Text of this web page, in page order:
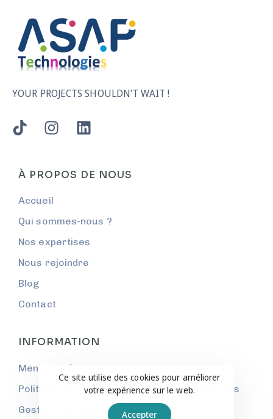
YOUR PROJECTS SHOULDN'T WAIT !
À PROPOS DE NOUS
Accueil
Qui sommes-nous ?
Nos expertises
Nous rejoindre
Blog
Contact
INFORMATION
Mentions légales
Politique de gestion des données personnelles
Gestion des cookies
Ce site utilise des cookies pour améliorer
votre expérience sur le web.
Accepter